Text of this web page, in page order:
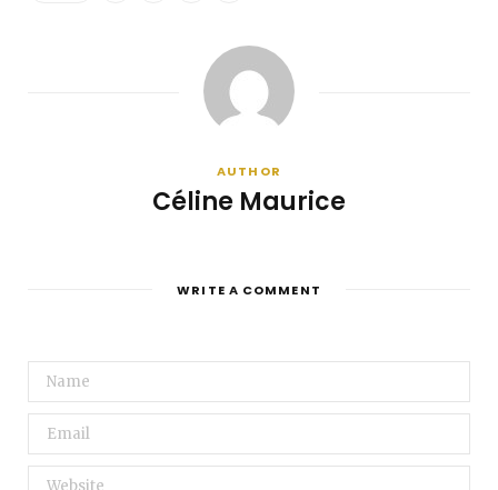
AUTHOR
Céline Maurice
WRITE A COMMENT